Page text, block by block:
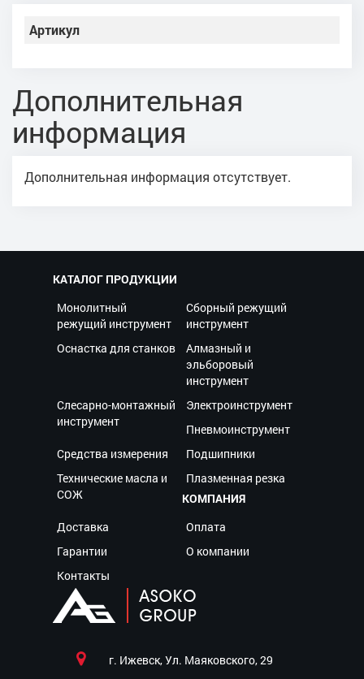
Артикул
Дополнительная
информация
Дополнительная информация отсутствует.
КАТАЛОГ ПРОДУКЦИИ
Монолитный
режущий инструмент
Сборный режущий
инструмент
Оснастка для станков
Алмазный и
эльборовый
инструмент
Слесарно-монтажный
инструмент
Электроинструмент
Пневмоинструмент
Средства измерения
Подшипники
Технические масла и
СОЖ
Плазменная резка
КОМПАНИЯ
Доставка
Оплата
Гарантии
О компании
Контакты
г. Ижевск, Ул. Маяковского, 29